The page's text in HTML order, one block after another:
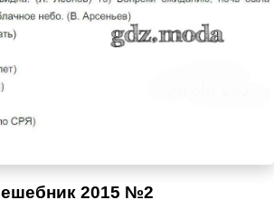
2015 №2